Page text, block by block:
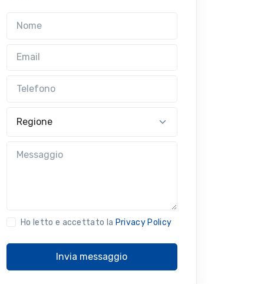
Ho letto e accettato la Privacy Policy
Invia messaggio